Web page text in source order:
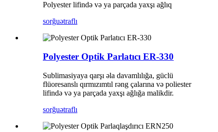
Polyester lifində və ya parçada yaxşı ağlıq
sorğuətraflı
Polyester Optik Parlatıcı ER-330
Sublimasiyaya qarşı əla davamlılığa, güclü
flüoresanslı qırmızımtıl rəng çalarına və poliester
lifində və ya parçada yaxşı ağlığa malikdir.
sorğuətraflı